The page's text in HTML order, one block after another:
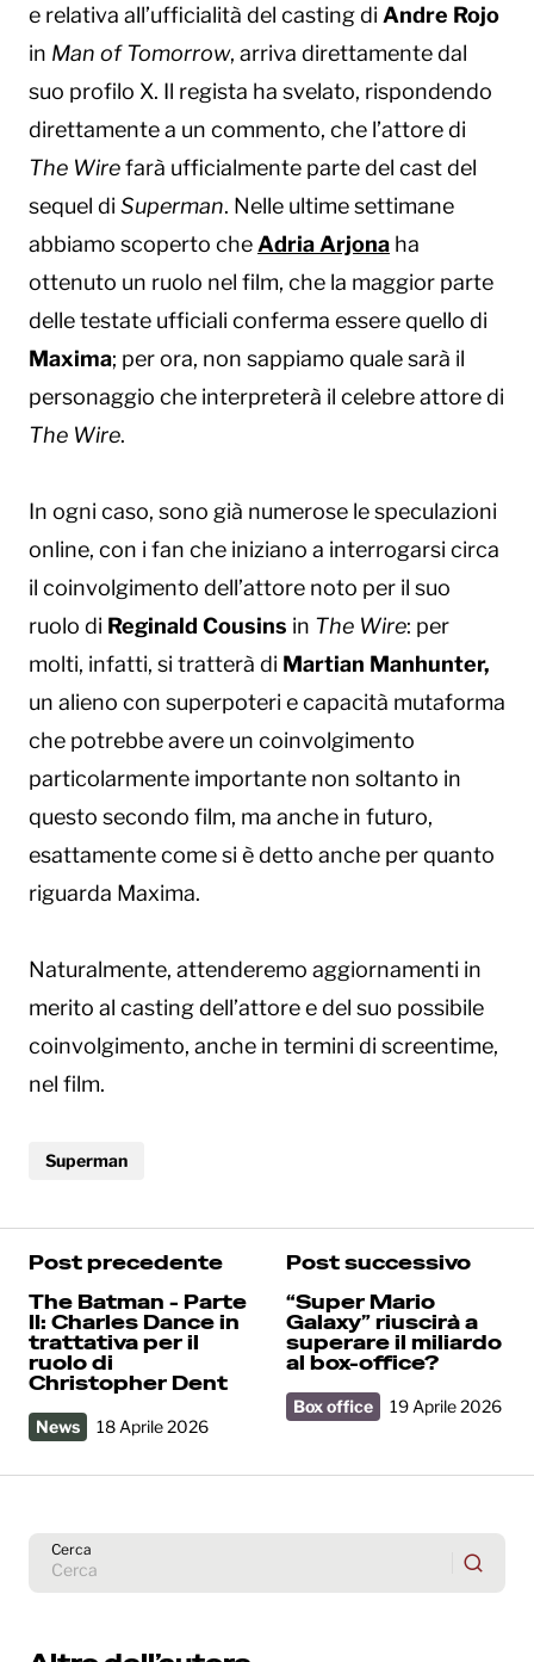
e relativa all’ufficialità del casting di Andre Rojo
in Man of Tomorrow, arriva direttamente dal
suo profilo X. Il regista ha svelato, rispondendo
direttamente a un commento, che l’attore di
The Wirefarà ufficialmente parte del cast del
sequel di Superman. Nelle ultime settimane
abbiamo scoperto che Adria Arjona ha
ottenuto un ruolo nel film, che la maggior parte
delle testate ufficiali conferma essere quello di
Maxima; per ora, non sappiamo quale sarà il
personaggio che interpreterà il celebre attore di
The Wire.
In ogni caso, sono già numerose le speculazioni
online, con i fan che iniziano a interrogarsi circa
il coinvolgimento dell’attore noto per il suo
ruolo di Reginald Cousins in The Wire: per
molti, infatti, si tratterà di Martian Manhunter,
un alieno con superpoteri e capacità mutaforma
che potrebbe avere un coinvolgimento
particolarmente importante non soltanto in
questo secondo film, ma anche in futuro,
esattamente come si è detto anche per quanto
riguarda Maxima.
Naturalmente, attenderemo aggiornamenti in
merito al casting dell’attore e del suo possibile
coinvolgimento, anche in termini di screentime,
nel film.
Superman
Post precedente
The Batman - Parte
II: Charles Dance in
trattativa per il
ruolo di
Christopher Dent
News 18 Aprile 2026
Post successivo
“Super Mario
Galaxy” riuscirà a
superare il miliardo
al box-office?
Box office 19 Aprile 2026
Cerca